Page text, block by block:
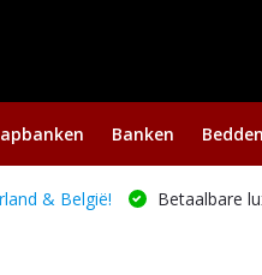
Banken
& België!
Betaalbare